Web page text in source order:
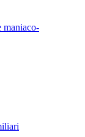
maniaco-